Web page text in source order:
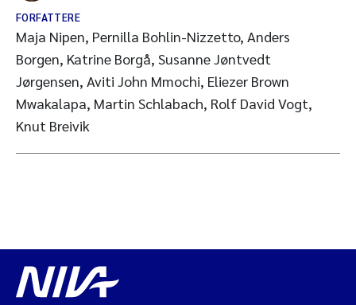
FORFATTERE
Maja Nipen, Pernilla Bohlin-Nizzetto, Anders
Borgen, Katrine Borgå, Susanne Jøntvedt
Jørgensen, Aviti John Mmochi, Eliezer Brown
Mwakalapa, Martin Schlabach, Rolf David Vogt,
Knut Breivik